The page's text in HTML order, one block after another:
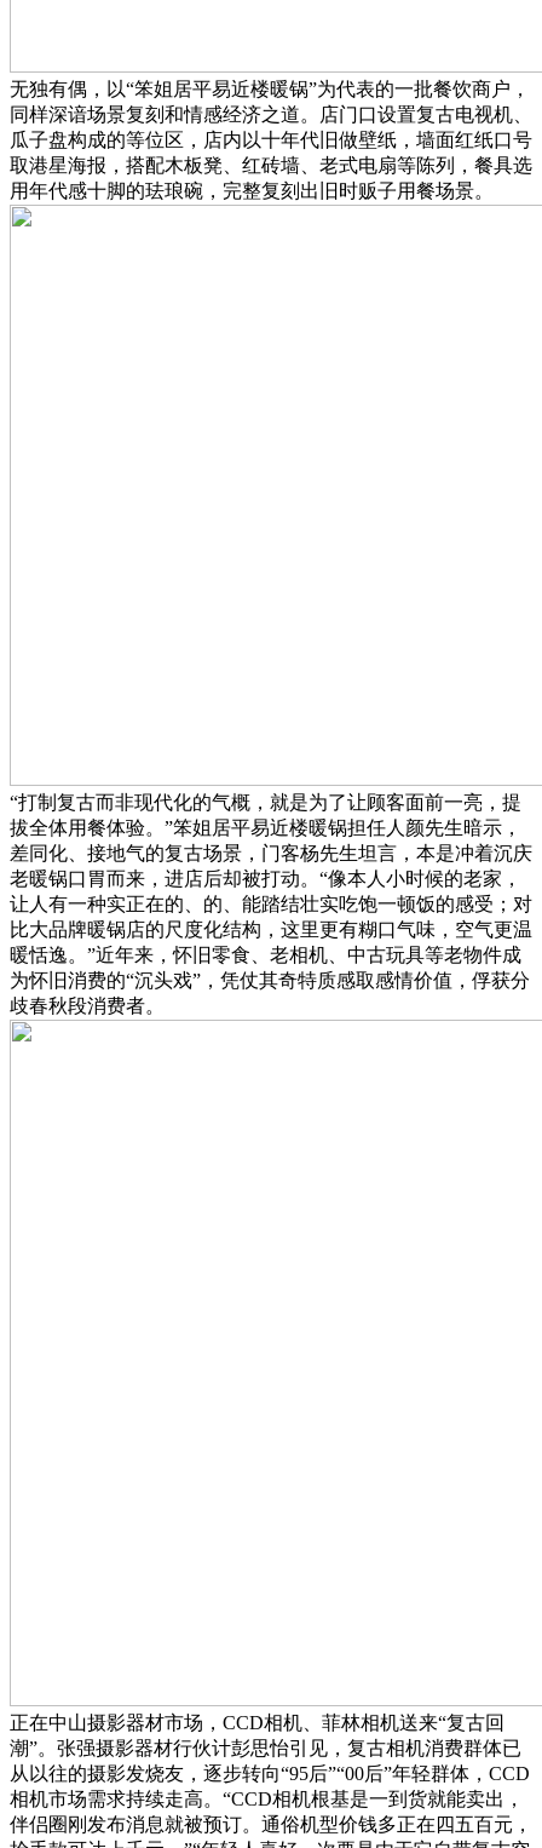
无独有偶，以“笨姐居平易近楼暖锅”为代表的一批餐饮商户，
同样深谙场景复刻和情感经济之道。店门口设置复古电视机、
瓜子盘构成的等位区，店内以十年代旧做壁纸，墙面红纸口号
取港星海报，搭配木板凳、红砖墙、老式电扇等陈列，餐具选
用年代感十脚的珐琅碗，完整复刻出旧时贩子用餐场景。
“打制复古而非现代化的气概，就是为了让顾客面前一亮，提
拔全体用餐体验。”笨姐居平易近楼暖锅担任人颜先生暗示，
差同化、接地气的复古场景，门客杨先生坦言，本是冲着沉庆
老暖锅口胃而来，进店后却被打动。“像本人小时候的老家，
让人有一种实正在的、的、能踏结壮实吃饱一顿饭的感受；对
比大品牌暖锅店的尺度化结构，这里更有糊口气味，空气更温
暖恬逸。”近年来，怀旧零食、老相机、中古玩具等老物件成
为怀旧消费的“沉头戏”，凭仗其奇特质感取感情价值，俘获分
歧春秋段消费者。
正在中山摄影器材市场，CCD相机、菲林相机送来“复古回
潮”。张强摄影器材行伙计彭思怡引见，复古相机消费群体已
从以往的摄影发烧友，逐步转向“95后”“00后”年轻群体，CCD
相机市场需求持续走高。“CCD相机根基是一到货就能卖出，
伴侣圈刚发布消息就被预订。通俗机型价钱多正在四五百元，